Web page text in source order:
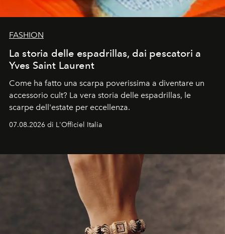
FASHION
La storia delle espadrillas, dai pescatori a
Yves Saint Laurent
Come ha fatto una scarpa poverissima a diventare un
accessorio cult? La vera storia delle espadrillas, le
scarpe dell'estate per eccellenza.
07.08.2026 di L'Officiel Italia